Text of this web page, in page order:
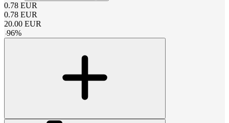
0.78 EUR
0.78 EUR
20.00 EUR
-96%